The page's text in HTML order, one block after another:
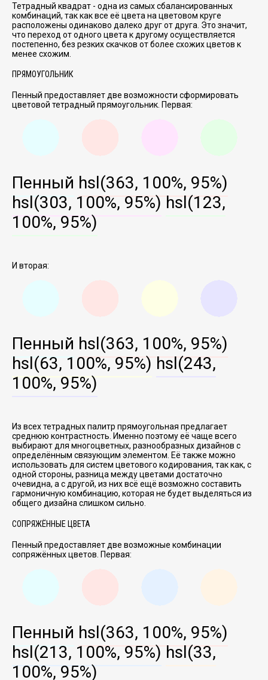
Тетрадный квадрат - одна из самых сбалансированных
комбинаций, так как все её цвета на цветовом круге
расположены одинаково далеко друг от друга. Это значит,
что переход от одного цвета к другому осуществляется
постепенно, без резких скачков от более схожих цветов к
менее схожим.
ПРЯМОУГОЛЬНИК
Пенный предоставляет две возможности сформировать
цветовой тетрадный прямоугольник. Первая:
Пенный hsl(363, 100%, 95%)
hsl(303, 100%, 95%) hsl(123,
100%, 95%)
И вторая:
Пенный hsl(363, 100%, 95%)
hsl(63, 100%, 95%) hsl(243,
100%, 95%)
Из всех тетрадных палитр прямоугольная предлагает
среднюю контрастность. Именно поэтому её чаще всего
выбирают для многоцветных, разнообразных дизайнов с
определённым связующим элементом. Её также можно
использовать для систем цветового кодирования, так как, с
одной стороны, разница между цветами достаточно
очевидна, а с другой, из них всё ещё возможно составить
гармоничную комбинацию, которая не будет выделяться из
общего дизайна слишком сильно.
СОПРЯЖЁННЫЕ ЦВЕТА
Пенный предоставляет две возможные комбинации
сопряжённых цветов. Первая:
Пенный hsl(363, 100%, 95%)
hsl(213, 100%, 95%) hsl(33,
100%, 95%)